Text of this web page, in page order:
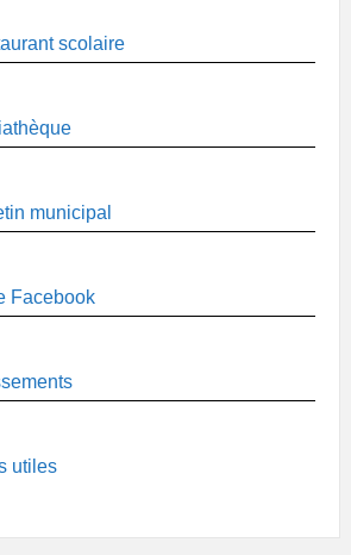
scolaire
municipal
Facebook
utiles